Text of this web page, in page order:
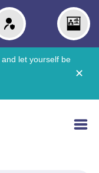
and let yourself be
✕